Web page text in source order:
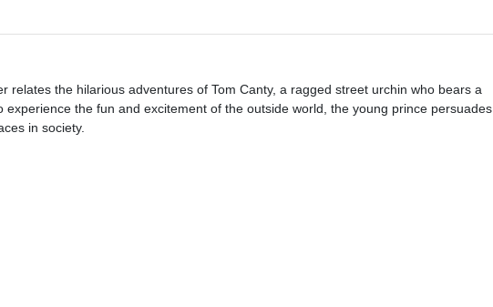
the hilarious adventures of Tom Canty, a ragged street urchin who bears a
the fun and excitement of the outside world, the young prince persuades
in society.